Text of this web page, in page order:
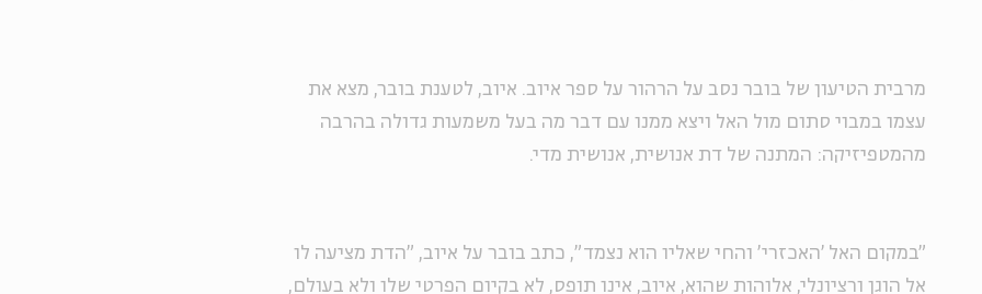
מרבית הטיעון של בובר נסב על הרהור על ספר איוב. איוב, לטענת בובר, מצא את
עצמו במבוי סתום מול האל ויצא ממנו עם דבר מה בעל משמעות גדולה בהרבה
מהמטפיזיקה: המתנה של דת אנושית, אנושית מדי.
"במקום האל 'האכזרי' והחי שאליו הוא נצמד", כתב בובר על איוב, "הדת מציעה לו
אל הוגן ורציונלי, אלוהות שהוא, איוב, אינו תופס, לא בקיום הפרטי שלו ולא בעולם,